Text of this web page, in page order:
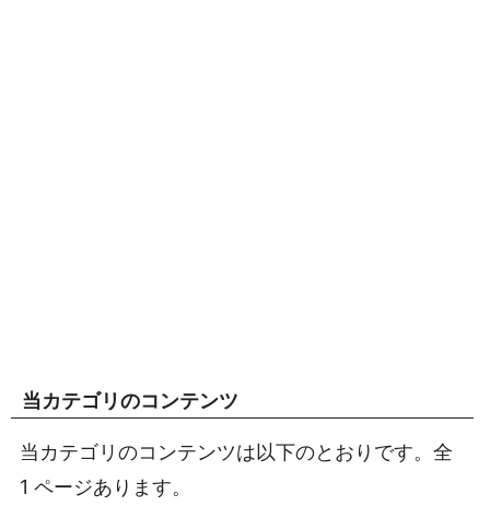
当カテゴリのコンテンツ
当カテゴリのコンテンツは以下のとおりです。全
1 ページあります。